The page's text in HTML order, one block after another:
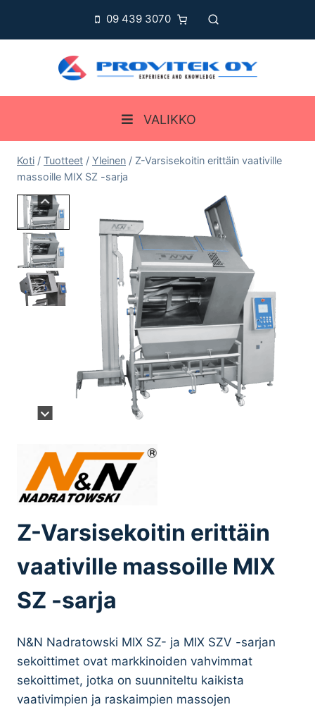
09 439 3070
VALIKKO
Koti / Tuotteet / Yleinen / Z-Varsisekoitin erittäin vaativille
massoille MIX SZ -sarja
Z-Varsisekoitin erittäin
vaativille massoille MIX
SZ -sarja
N&N Nadratowski MIX SZ- ja MIX SZV -sarjan
sekoittimet ovat markkinoiden vahvimmat
sekoittimet, jotka on suunniteltu kaikista
vaativimpien ja raskaimpien massojen